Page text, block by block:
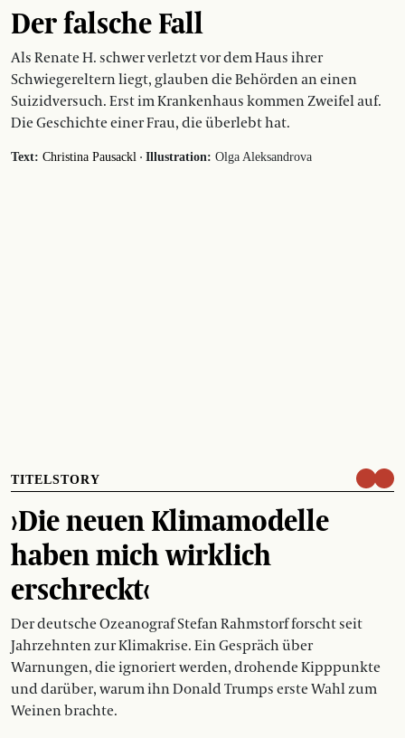
Der falsche Fall
Als Renate H. schwer verletzt vor dem Haus ihrer
Schwiegereltern liegt, glauben die Behörden an einen
Suizidversuch. Erst im Krankenhaus kommen Zweifel auf.
Die Geschichte einer Frau, die überlebt hat.
Text: Christina Pausackl · Illustration: Olga Aleksandrova
TITELSTORY
›Die neuen Klimamodelle
haben mich wirklich
erschreckt‹
Der deutsche Ozeanograf Stefan Rahmstorf forscht seit
Jahrzehnten zur Klimakrise. Ein Gespräch über
Warnungen, die ignoriert werden, drohende Kipppunkte
und darüber, warum ihn Donald Trumps erste Wahl zum
Weinen brachte.